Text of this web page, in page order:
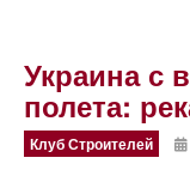
Украина с
полета:
Клуб Строителей